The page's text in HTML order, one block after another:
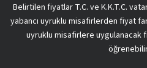
Belirtilen fiyatlar T.C. ve K.K.T.C.
yabancı uyruklu misafirlerden fiyat
uyruklu misafirlere uygulanacak